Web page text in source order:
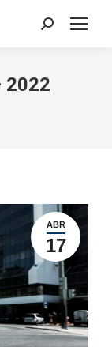
Search:
2022
ABR
17